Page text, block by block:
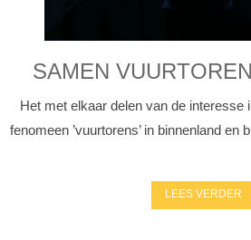
SAMEN
Het met elkaar delen van de interesse
fenomeen ’vuurtorens’ in
LEES VERDER